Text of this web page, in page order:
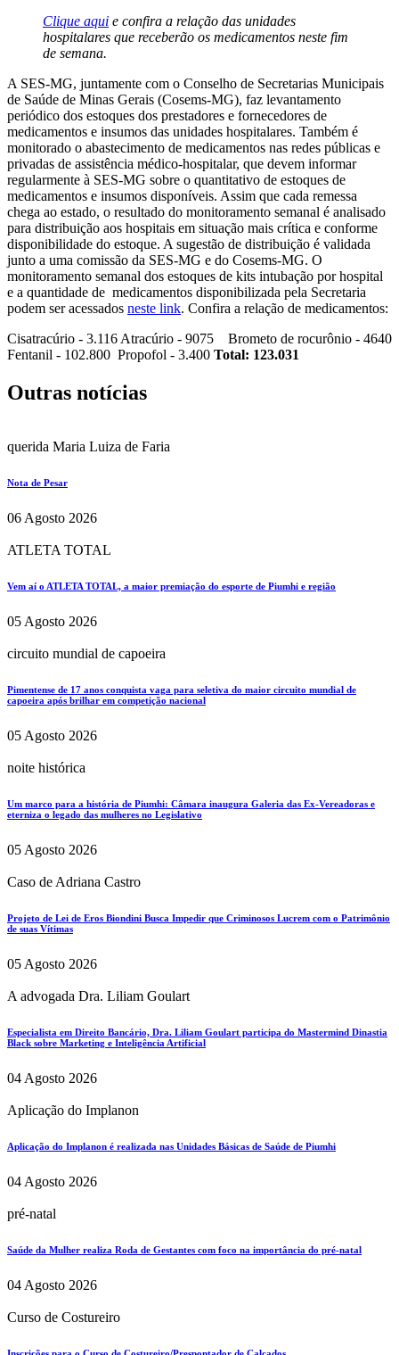
Clique aqui e confira a relação das unidades
hospitalares que receberão os medicamentos neste fim
de semana.
A SES-MG, juntamente com o Conselho de Secretarias Municipais
de Saúde de Minas Gerais (Cosems-MG), faz levantamento
periódico dos estoques dos prestadores e fornecedores de
medicamentos e insumos das unidades hospitalares. Também é
monitorado o abastecimento de medicamentos nas redes públicas e
privadas de assistência médico-hospitalar, que devem informar
regularmente à SES-MG sobre o quantitativo de estoques de
medicamentos e insumos disponíveis. Assim que cada remessa
chega ao estado, o resultado do monitoramento semanal é analisado
para distribuição aos hospitais em situação mais crítica e conforme
disponibilidade do estoque. A sugestão de distribuição é validada
junto a uma comissão da SES-MG e do Cosems-MG. O
monitoramento semanal dos estoques de kits intubação por hospital
e a quantidade de medicamentos disponibilizada pela Secretaria
podem ser acessados neste link. Confira a relação de medicamentos:
Cisatracúrio - 3.116 Atracúrio - 9075 Brometo de rocurônio - 4640
Fentanil - 102.800 Propofol - 3.400 Total: 123.031
Outras notícias
querida Maria Luiza de Faria
Nota de Pesar
06 Agosto 2026
ATLETA TOTAL
Vem aí o ATLETA TOTAL, a maior premiação do esporte de Piumhi e região
05 Agosto 2026
circuito mundial de capoeira
Pimentense de 17 anos conquista vaga para seletiva do maior circuito mundial de
capoeira após brilhar em competição nacional
05 Agosto 2026
noite histórica
Um marco para a história de Piumhi: Câmara inaugura Galeria das Ex-Vereadoras e
eterniza o legado das mulheres no Legislativo
05 Agosto 2026
Caso de Adriana Castro
Projeto de Lei de Eros Biondini Busca Impedir que Criminosos Lucrem com o Patrimônio
de suas Vítimas
05 Agosto 2026
A advogada Dra. Liliam Goulart
Especialista em Direito Bancário, Dra. Liliam Goulart participa do Mastermind Dinastia
Black sobre Marketing e Inteligência Artificial
04 Agosto 2026
Aplicação do Implanon
Aplicação do Implanon é realizada nas Unidades Básicas de Saúde de Piumhi
04 Agosto 2026
pré-natal
Saúde da Mulher realiza Roda de Gestantes com foco na importância do pré-natal
04 Agosto 2026
Curso de Costureiro